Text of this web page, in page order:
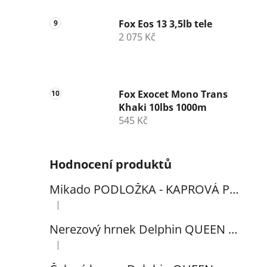
Fox Eos 13 3,5lb tele
2 075 Kč
Fox Exocet Mono Trans
Khaki 10lbs 1000m
545 Kč
Hodnocení produktů
Mikado PODLOŽKA - KAPROVÁ PRO VYHÁČKOVÁNÍ S METREM - (102x60cm) - 1ks
Hodnocení produktu je 5 z 5 hvězdiček.
|
Nerezový hrnek Delphin QUEEN 300ml
Hodnocení produktu je 5 z 5 hvězdiček.
|